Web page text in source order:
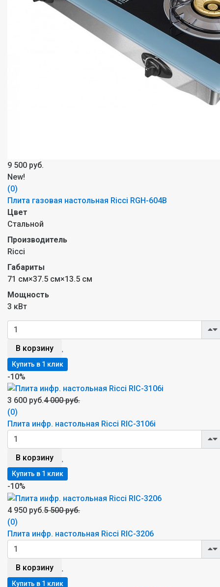
9 500 руб.
New!
(0)
Плита газовая настольная Ricci RGH-604B
Цвет
Стальной
Производитель
Ricci
Габариты
71 см×37.5 см×13.5 см
Мощность
3 кВт
В корзину
-10%
3 600 руб.4 000 руб.
(0)
Плита инфр. настольная Ricci RIC-3106i
В корзину
-10%
4 950 руб.5 500 руб.
(0)
Плита инфр. настольная Ricci RIC-3206
В корзину